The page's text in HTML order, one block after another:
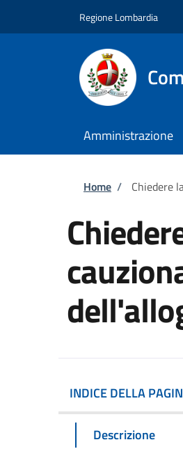
Regione Lombardia
Amministrazione
Briciole
Home / Chiedere
INDICE DELLA
Descrizione